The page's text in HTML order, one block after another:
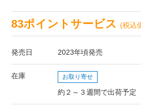
83ポイントサービス(税込
発売日 2023年頃発売
在庫 お取り寄せ
約２～３週間で出荷予定